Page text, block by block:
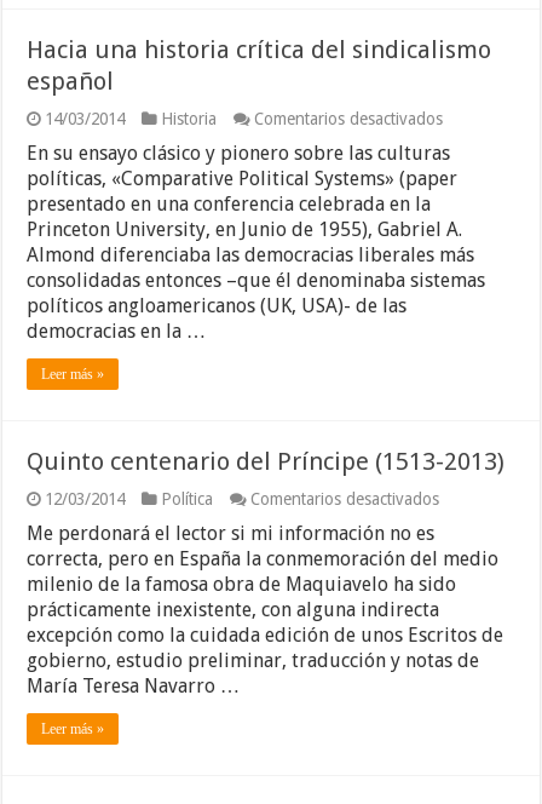
Hacia una historia crítica del sindicalismo
español
14/03/2014 Historia Comentarios desactivadosen
una
historia
sindicalismo
español
En su ensayo clásico y pionero sobre las culturas
políticas, «Comparative Political Systems» (paper
presentado en una conferencia celebrada en la
Princeton University, en Junio de 1955), Gabriel A.
Almond diferenciaba las democracias liberales más
consolidadas entonces –que él denominaba sistemas
políticos angloamericanos (UK, USA)- de las
democracias en la …
Leer más »
Quinto centenario del Príncipe (1513-2013)
12/03/2014 Política Comentarios desactivadosen
del
Príncipe
(1513-
2013)
Me perdonará el lector si mi información no es
correcta, pero en España la conmemoración del medio
milenio de la famosa obra de Maquiavelo ha sido
prácticamente inexistente, con alguna indirecta
excepción como la cuidada edición de unos Escritos de
gobierno, estudio preliminar, traducción y notas de
María Teresa Navarro …
Leer más »